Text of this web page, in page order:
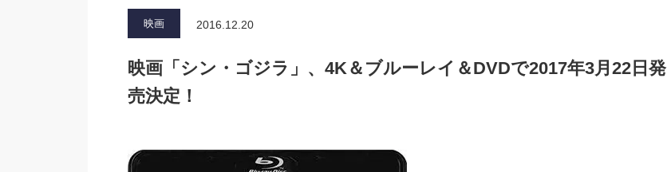
映画 2016.12.20
映画「シン・ゴジラ」、4K＆ブルーレイ＆DVDで2017年3月22日発
売決定！